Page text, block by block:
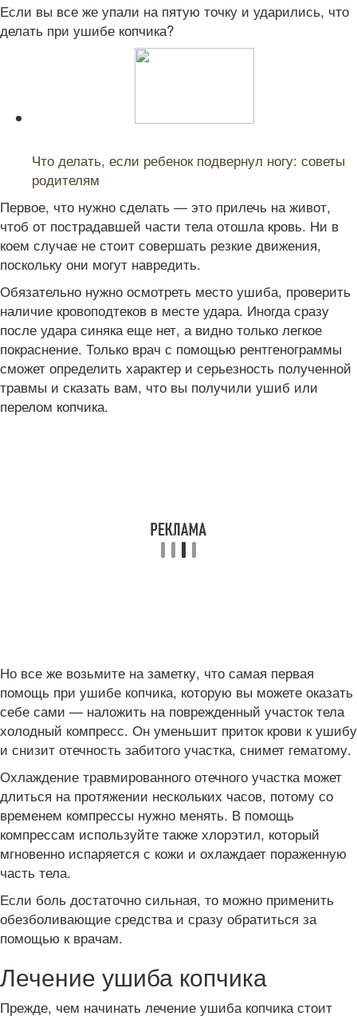
Если вы все же упали на пятую точку и ударились, что
делать при ушибе копчика?
Что делать, если ребенок подвернул ногу: советы
родителям
Первое, что нужно сделать — это прилечь на живот,
чтоб от пострадавшей части тела отошла кровь. Ни в
коем случае не стоит совершать резкие движения,
поскольку они могут навредить.
Обязательно нужно осмотреть место ушиба, проверить
наличие кровоподтеков в месте удара. Иногда сразу
после удара синяка еще нет, а видно только легкое
покраснение. Только врач с помощью рентгенограммы
сможет определить характер и серьезность полученной
травмы и сказать вам, что вы получили ушиб или
перелом копчика.
Но все же возьмите на заметку, что самая первая
помощь при ушибе копчика, которую вы можете оказать
себе сами — наложить на поврежденный участок тела
холодный компресс. Он уменьшит приток крови к ушибу
и снизит отечность забитого участка, снимет гематому.
Охлаждение травмированного отечного участка может
длиться на протяжении нескольких часов, потому со
временем компрессы нужно менять. В помощь
компрессам используйте также хлорэтил, который
мгновенно испаряется с кожи и охлаждает пораженную
часть тела.
Если боль достаточно сильная, то можно применить
обезболивающие средства и сразу обратиться за
помощью к врачам.
Лечение ушиба копчика
Прежде, чем начинать лечение ушиба копчика стоит